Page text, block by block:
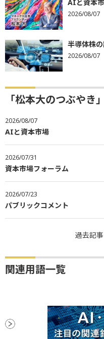
AIと資本
2026/08/07
半導体株
2026/08/07
「松本大のつぶやき
2026/08/07
AIと資本市場
2026/07/31
資本市場フォーラム
2026/07/23
パブリックコメント
過去記
関連用語一覧